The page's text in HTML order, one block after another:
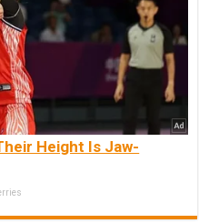
Height Is Jaw-